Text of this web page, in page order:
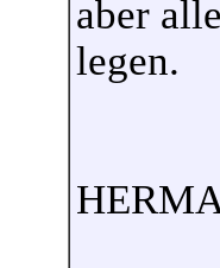
aber
legen.